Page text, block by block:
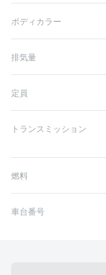
ボディカラー
排気量
定員
トランスミッション
燃料
車台番号